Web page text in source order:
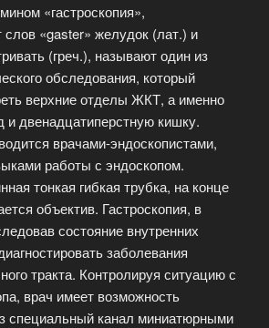
«гастроскопия»,
«gaster» желудок (лат.) и
(греч.), называют один из
обследования, который
верхние отделы ЖКТ, а именно
двенадцатиперстную кишку.
врачами-эндоскопистами,
работы с эндоскопом.
тонкая гибкая трубка, на конце
объектив. Гастроскопия, в
состояние внутренних
заболевания
тракта. Контролируя ситуацию с
врач имеет возможность
специальный канал миниатюрными